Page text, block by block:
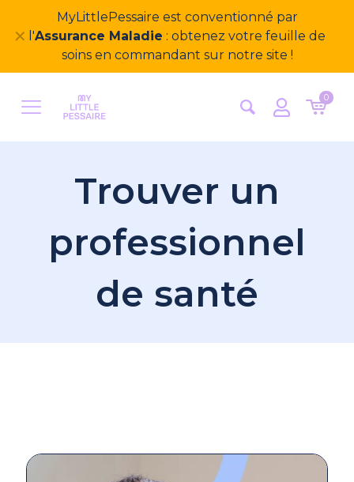
Bienvenue sur notre nouveau site
MyLittlePessaire ! Nous avons hâte d'avoir vos
retours
✕
0
Trouver un
professionnel
de santé